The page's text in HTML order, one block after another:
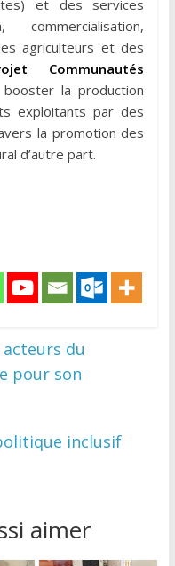
et des services
agriculteurs et des
Communautés
la production
exploitants par des
la promotion des
d’autre part.
acteurs du
pour son
inclusif
aimer